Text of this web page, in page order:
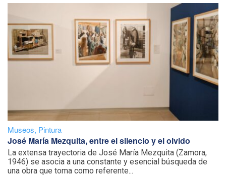
Museos, Pintura
José María Mezquita, entre el silencio y el olvido
La extensa trayectoria de José María Mezquita (Zamora,
1946) se asocia a una constante y esencial búsqueda de
una obra que toma como referente...